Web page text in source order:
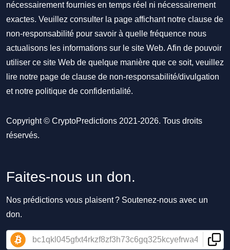
nécessairement fournies en temps réel ni nécessairement
exactes. Veuillez consulter la page affichant notre clause de
non-responsabilité pour savoir à quelle fréquence nous
actualisons les informations sur le site Web. Afin de pouvoir
utiliser ce site Web de quelque manière que ce soit, veuillez
lire notre page de clause de non-responsabilité/divulgation
et notre politique de confidentialité.
Copyright © CryptoPredictions 2021-2026. Tous droits
réservés.
Faites-nous un don.
Nos prédictions vous plaisent ? Soutenez-nous avec un
don.